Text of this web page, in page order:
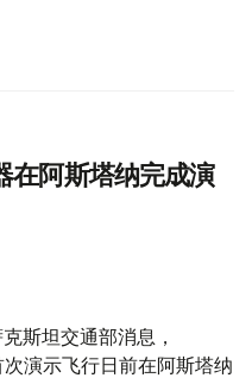
在阿斯塔纳完成演
斯坦交通部消息，
演示飞行日前在阿斯塔纳